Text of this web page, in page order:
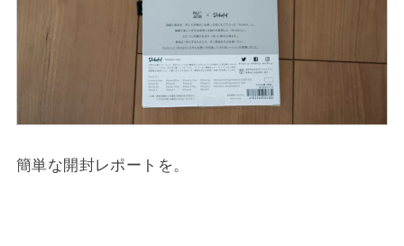
簡単な開封レポートを。